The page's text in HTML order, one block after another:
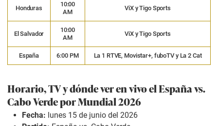
Honduras
10:00
AM
ViX y Tigo Sports
El Salvador
10:00
AM
ViX y Tigo Sports
España 6:00 PM La 1 RTVE, Movistar+, fuboTV y La 2 Cat
Horario, TV y dónde ver en vivo el España vs.
Cabo Verde por Mundial 2026
Fecha: lunes 15 de junio del 2026